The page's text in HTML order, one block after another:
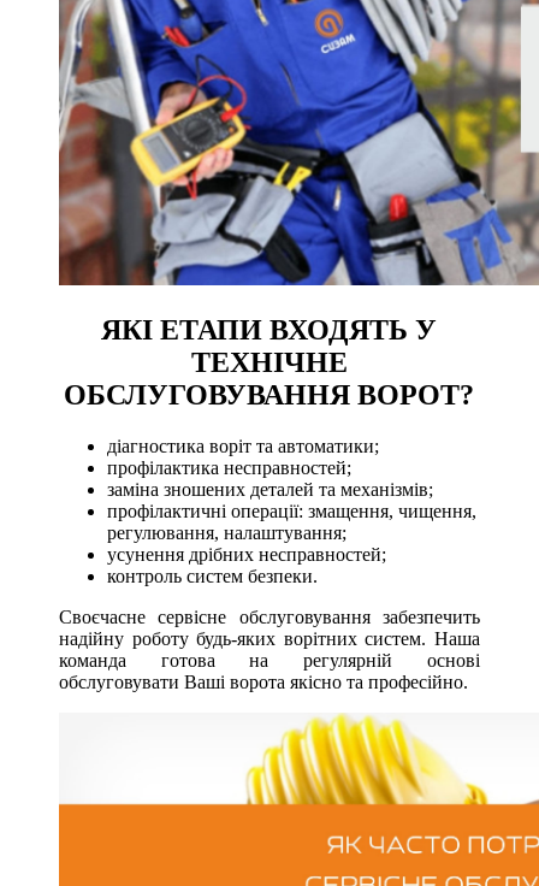
ЯКІ ЕТАПИ ВХОДЯТЬ У
ТЕХНІЧНЕ
ОБСЛУГОВУВАННЯ ВОРОТ?
діагностика воріт та автоматики;
профілактика несправностей;
заміна зношених деталей та механізмів;
профілактичні операції: змащення, чищення,
регулювання, налаштування;
усунення дрібних несправностей;
контроль систем безпеки.
Своєчасне сервісне обслуговування забезпечить
надійну роботу будь-яких ворітних систем. Наша
команда готова на регулярній основі
обслуговувати Ваші ворота якісно та професійно.